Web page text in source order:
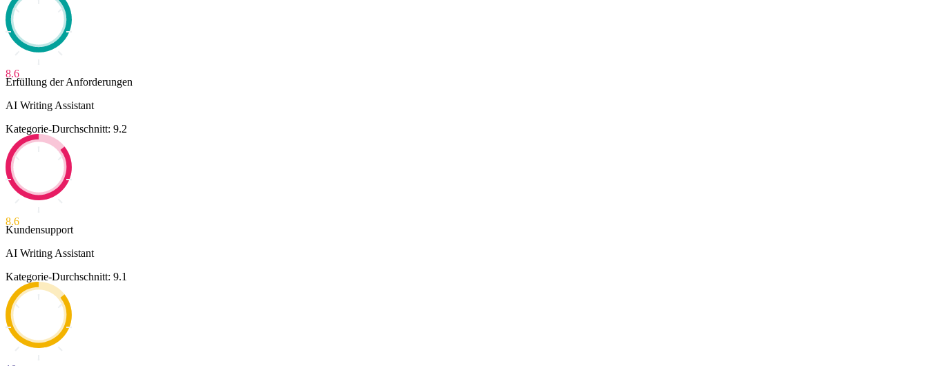
8.6
Erfüllung der Anforderungen
AI Writing Assistant
Kategorie-Durchschnitt: 9.2
8.6
Kundensupport
AI Writing Assistant
Kategorie-Durchschnitt: 9.1